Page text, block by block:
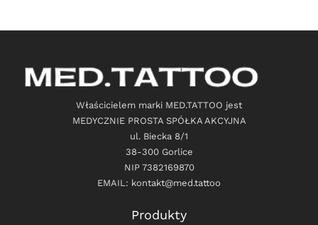
Właścicielem marki MED.TATTOO jest
MEDYCZNIE PROSTA SPÓŁKA AKCYJNA
ul. Biecka 8/1
38-300 Gorlice
NIP 7382169870
EMAIL: kontakt@med.tattoo
Produkty